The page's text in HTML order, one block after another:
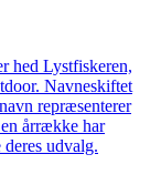
hed Lystfiskeren,
Navneskiftet
repræsenterer
årrække har
udvalg.